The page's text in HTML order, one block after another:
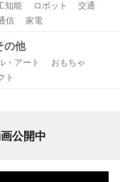
知能 ロボット
交通
信
家電
の他
・アート
おもちゃ
ト
公開中